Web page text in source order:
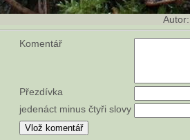
Komentář
Přezdívka
jedenáct minus čtyři slovy